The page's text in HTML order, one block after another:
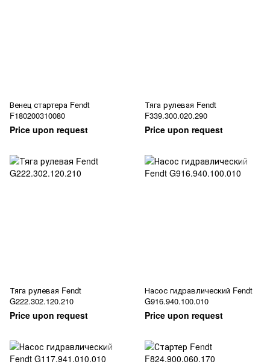
Венец стартера Fendt
F180200310080
Price upon request
Тяга рулевая Fendt
F339.300.020.290
Price upon request
Тяга рулевая Fendt
G222.302.120.210
Price upon request
Насос гидравлический Fendt
G916.940.100.010
Price upon request